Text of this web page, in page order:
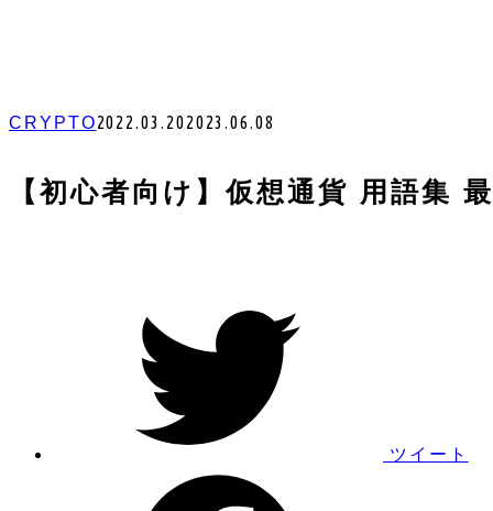
CRYPTO2022.03.202023.06.08
【初心者向け】仮想通貨 用語集
ツイート